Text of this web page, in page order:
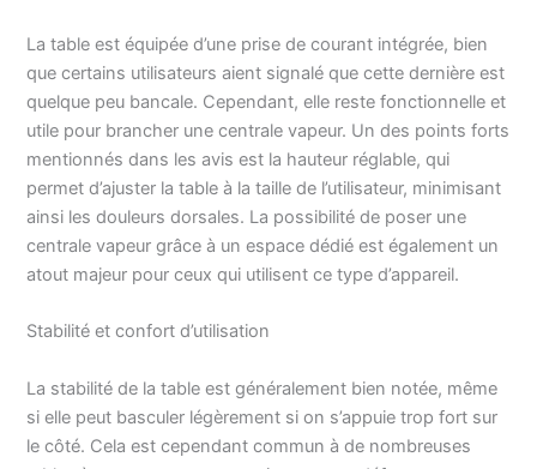
repassage, car la
hauteur peut être réglée
de 80 à 100 cm. De plus,
il est stable car il est
doté de rallonges
antidérapantes. Pièces
supplémentaires : notre
planche à repasser
robuste dispose d'une
prise de courant intégrée
câble (1,8 m) et une
fer à repasser, d'une
centrale à vapeur, d'un
compartiment inférieur
La table est équipée d’une prise de courant intégrée, bien
que certains utilisateurs aient signalé que cette dernière est
quelque peu bancale. Cependant, elle reste fonctionnelle et
utile pour brancher une centrale vapeur. Un des points forts
mentionnés dans les avis est la hauteur réglable, qui
permet d’ajuster la table à la taille de l’utilisateur, minimisant
ainsi les douleurs dorsales. La possibilité de poser une
centrale vapeur grâce à un espace dédié est également un
atout majeur pour ceux qui utilisent ce type d’appareil.
Stabilité et confort d’utilisation
La stabilité de la table est généralement bien notée, même
si elle peut basculer légèrement si on s’appuie trop fort sur
le côté. Cela est cependant commun à de nombreuses